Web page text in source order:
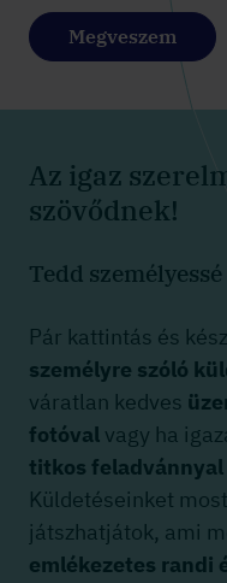
Megveszem
Az igaz
szövődnek!
Tedd
Pár kattintás és
személyre szóló
váratlan kedves
fotóval vagy ha
titkos feladvánnyal
Küldetéseinket
játszhatjátok, ami
emlékezetes randi